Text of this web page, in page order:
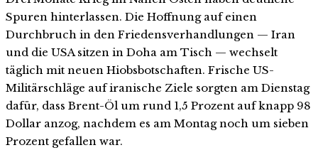
Spuren hinterlassen. Die Hoffnung auf einen
Durchbruch in den Friedensverhandlungen — Iran
und die USA sitzen in Doha am Tisch — wechselt
täglich mit neuen Hiobsbotschaften. Frische US-
Militärschläge auf iranische Ziele sorgten am Dienstag
dafür, dass Brent-Öl um rund 1,5 Prozent auf knapp 98
Dollar anzog, nachdem es am Montag noch um sieben
Prozent gefallen war.